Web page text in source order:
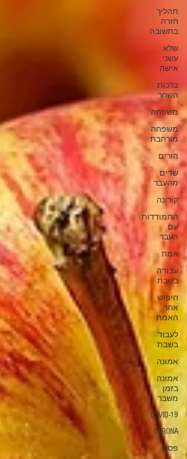
תהליך
חזרה
בתשובה
שלא
עשני
אישה
ברכות
השחר
משפחה
משפחה
מורחבת
הורים
שדים
מהעבר
קורונה
התמודדות
עם
העבר
אמת
עבודה
בשבת
חיפוש
אחר
האמת
לעבוד
בשבת
אמונה
אמונה
בזמן
משבר
COVID-19
CORONA
פסח